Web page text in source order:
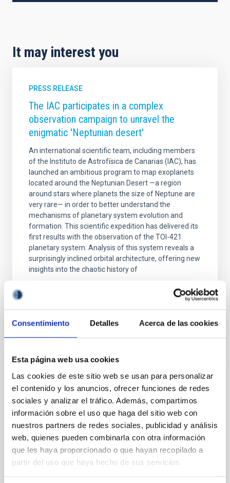
Consentimiento Detalles Acerca de las cookies
Esta página web usa cookies
Las cookies de este sitio web se usan para personalizar
el contenido y los anuncios, ofrecer funciones de redes
sociales y analizar el tráfico. Además, compartimos
información sobre el uso que haga del sitio web con
nuestros partners de redes sociales, publicidad y análisis
web, quienes pueden combinarla con otra información
que les haya proporcionado o que hayan recopilado a
partir del uso que haya hecho de sus servicios.
It may interest you
PRESS RELEASE
The IAC participates in a complex
observation campaign to unravel the
enigmatic 'Neptunian desert'
An international scientific team, including members
of the Instituto de Astrofísica de Canarias (IAC), has
launched an ambitious program to map exoplanets
located around the Neptunian Desert —a region
around stars where planets the size of Neptune are
very rare— in order to better understand the
mechanisms of planetary system evolution and
formation. This scientific expedition has delivered its
first results with the observation of the TOI-421
planetary system. Analysis of this system reveals a
surprisingly inclined orbital architecture, offering new
insights into the chaotic history of
From Photonics to Machine Learning: The
XXXVI Winter School focuses on key
optical technologies for astrophysics
The Canary Islands Institute of Astrophysics (IAC) is
organizing the XXXVI Canary Islands Winter School of
Astrophysics , which will be held in San Cristóbal de
La Laguna (Tenerife) from November 17 to 22, 2025.
Under the title "Key Optical technologies for